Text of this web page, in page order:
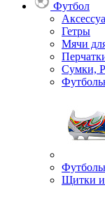
Футбол
Гетры
Мячи
Сумки,
Щитки и